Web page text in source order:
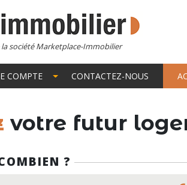
société Marketplace-Immobilier
COMPTE CONTACTEZ-NOUS
votre futur
?